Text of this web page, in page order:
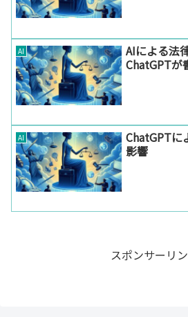
AI
AIによる法
ChatGPTが
AI
ChatGPTに
影響
スポンサーリ